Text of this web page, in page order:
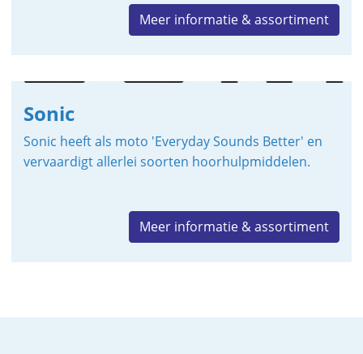
Meer informatie & assortiment
Sonic
Sonic heeft als moto 'Everyday Sounds Better' en
vervaardigt allerlei soorten hoorhulpmiddelen.
Meer informatie & assortiment